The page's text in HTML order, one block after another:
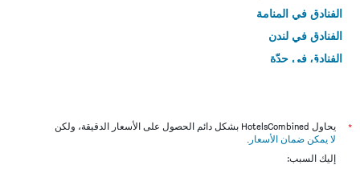
الفنادق في المنامة
الفنادق في لندن
الفنادق في جدّة
*
يحاول HotelsCombined بشكل دائم الحصول على الأسعار الدقيقة، ولكن
لا يمكن ضمان الأسعار .
إليك السبب: